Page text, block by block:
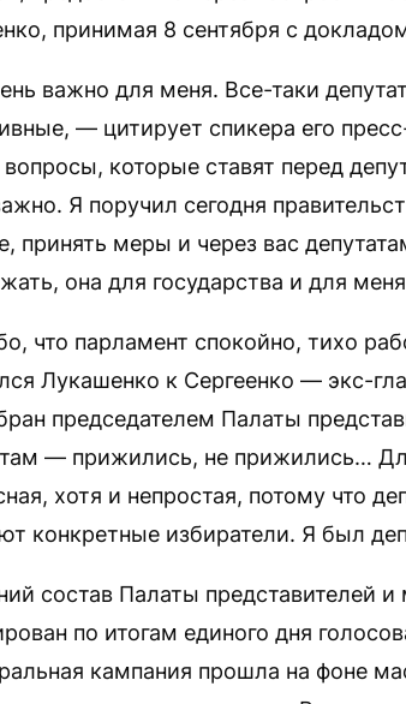
принимая 8 сентября с
важно для меня. Все-таки
— цитирует спикера его
которые ставят перед
Я поручил сегодня
принять меры и через вас
она для государства и для
что парламент спокойно, тихо
Лукашенко к Сергеенко — экс-
председателем Палаты
— прижились, не прижились…
хотя и непростая, потому что
конкретные избиратели. Я был
состав Палаты представителей и
по итогам единого дня
кампания прошла на фоне